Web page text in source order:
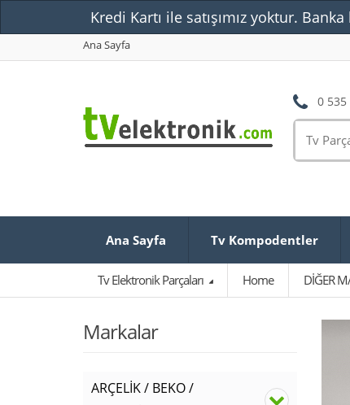
Ana Sayfa
0 535
Ana Sayfa Tv Kompodentler
Tv Elektronik Parçaları Home DİĞER
Markalar
ARÇELİK / BEKO /
Kredi Kartı ile satışımız yoktur.